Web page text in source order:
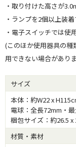
・取り付けた高さが
・ランプを2個以上装
・電子スイッチでは使
(このほか使用器具の
用できない場合があり
サイズ
本体：約W22 x
電球：全長72mm・
梱包サイズ：約26.5
材質・素材